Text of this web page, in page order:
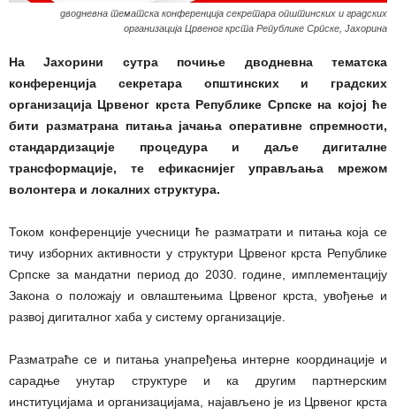
дводневна тематска конференција секретара општинских и градских
организација Црвеног крста Републике Српске, Јахорина
На Јахорини сутра почиње дводневна тематска
конференција секретара општинских и градских
организација Црвеног крста Републике Српске на којој ће
бити разматрана питања јачања оперативне спремности,
стандардизације процедура и даље дигиталне
трансформације, те ефикаснијег управљања мрежом
волонтера и локалних структура.
Током конференције учесници ће разматрати и питања која се
тичу изборних активности у структури Црвеног крста Републике
Српске за мандатни период до 2030. године, имплементацију
Закона о положају и овлаштењима Црвеног крста, увођење и
развој дигиталног хаба у систему организације.
Разматраће се и питања унапређења интерне координације и
сарадње унутар структуре и ка другим партнерским
институцијама и организацијама, најављено је из Црвеног крста